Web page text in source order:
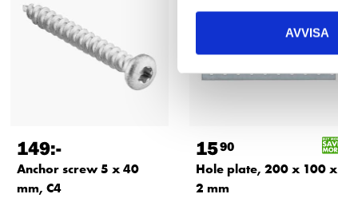
AVVISA
149:-
Anchor screw 5 x 40
mm, C4
1590
Hole plate, 200 x 100 x
2 mm